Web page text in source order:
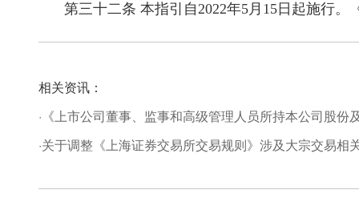
第三十二条 本指引自2022年5月 15 日起施行。
相关资讯：
·《上市公司董事、监事和高级管理人员所持本公司股份
·关于调整《上海证券交易所交易规则》涉及大宗交易相